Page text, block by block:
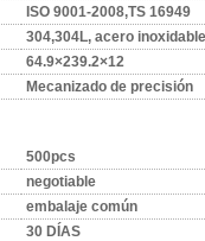
ISO 9001-2008,TS 16949
304,304L, acero
64.9×239.2×12
Mecanizado de precisión
500pcs
negotiable
embalaje común
30 DÍAS